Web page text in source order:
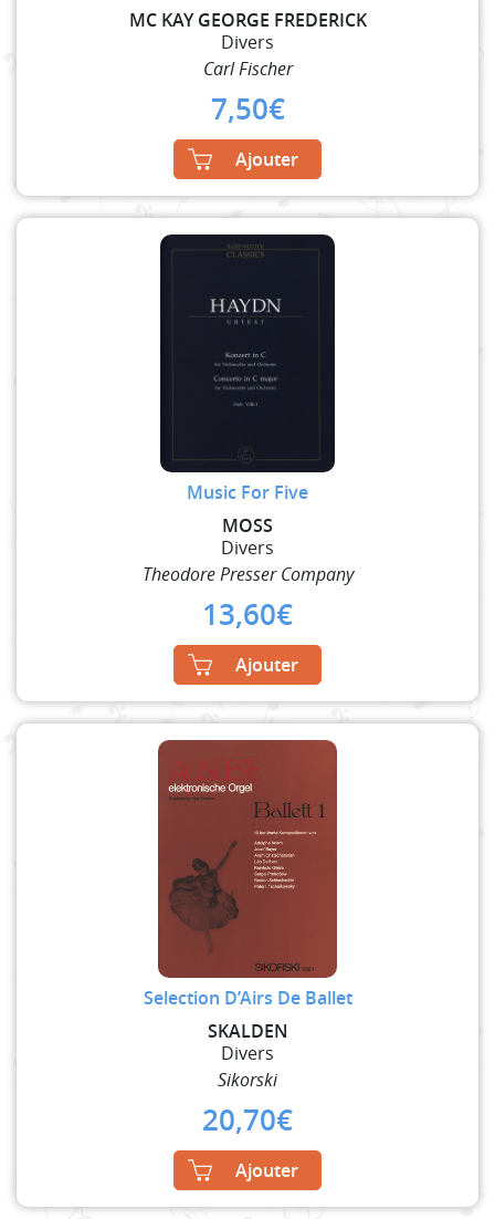
MC KAY GEORGE FREDERICK
Divers
Carl Fischer
7,50€
Ajouter
Music For Five
MOSS
Divers
Theodore Presser Company
13,60€
Ajouter
Selection D’Airs De Ballet
SKALDEN
Divers
Sikorski
20,70€
Ajouter